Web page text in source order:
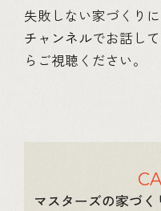
失敗しない家づくり
チャンネルでお話し
らご視聴ください。
マスターズの家づ